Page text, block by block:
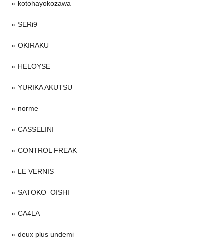
kotohayokozawa
SERi9
OKIRAKU
HELOYSE
YURIKA AKUTSU
norme
CASSELINI
CONTROL FREAK
LE VERNIS
SATOKO_OISHI
CA4LA
deux plus undemi